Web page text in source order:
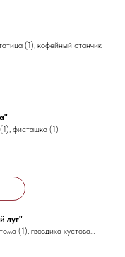
(1), кофейный станчик
фисташка (1)
луг"
(1), гвоздика кустовая